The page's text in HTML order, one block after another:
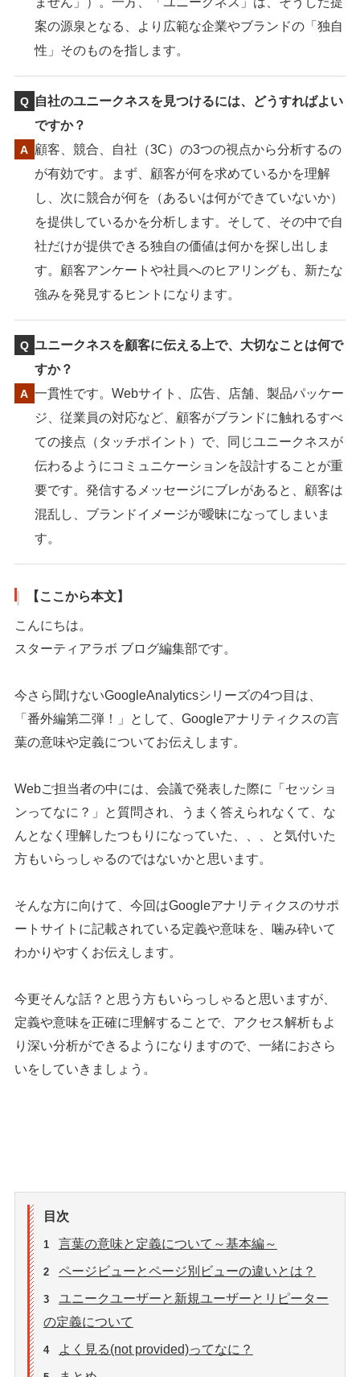
案の源泉となる、より広範な企業やブランドの「独自
性」そのものを指します。
自社のユニークネスを見つけるには、どうすればよい
ですか？
顧客、競合、自社（3C）の3つの視点から分析するの
が有効です。まず、顧客が何を求めているかを理解
し、次に競合が何を（あるいは何ができていないか）
を提供しているかを分析します。そして、その中で自
社だけが提供できる独自の価値は何かを探し出しま
す。顧客アンケートや社員へのヒアリングも、新たな
強みを発見するヒントになります。
ユニークネスを顧客に伝える上で、大切なことは何で
すか？
一貫性です。Webサイト、広告、店舗、製品パッケー
ジ、従業員の対応など、顧客がブランドに触れるすべ
ての接点（タッチポイント）で、同じユニークネスが
伝わるようにコミュニケーションを設計することが重
要です。発信するメッセージにブレがあると、顧客は
混乱し、ブランドイメージが曖昧になってしまいま
す。
【ここから本文】
こんにちは。
スターティアラボ ブログ編集部です。
今さら聞けないGoogleAnalyticsシリーズの4つ目は、
「番外編第二弾！」として、Googleアナリティクスの言
葉の意味や定義についてお伝えします。
Webご担当者の中には、会議で発表した際に「セッショ
ンってなに？」と質問され、うまく答えられなくて、な
んとなく理解したつもりになっていた、、、と気付いた
方もいらっしゃるのではないかと思います。
そんな方に向けて、今回はGoogleアナリティクスのサポ
ートサイトに記載されている定義や意味を、噛み砕いて
わかりやすくお伝えします。
今更そんな話？と思う方もいらっしゃると思いますが、
定義や意味を正確に理解することで、アクセス解析もよ
り深い分析ができるようになりますので、一緒におさら
いをしていきましょう。
目次
1 言葉の意味と定義について～基本編～
2 ページビューとページ別ビューの違いとは？
3
ユニークユーザーと新規ユーザーとリピーター
の定義について
4 よく見る(not provided)ってなに？